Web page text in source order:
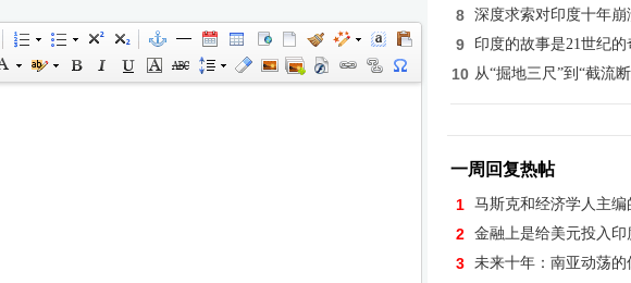
8 深度求索对印度十年崩
9 印度的故事是21世纪的
10 从“掘地三尺”到“截流断
一周回复热帖
1 马斯克和经济学人主编
2 金融上是给美元投入印
3 未来十年：南亚动荡